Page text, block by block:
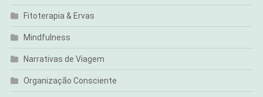
Fitoterapia & Ervas
Mindfulness
Narrativas de Viagem
Organização Consciente